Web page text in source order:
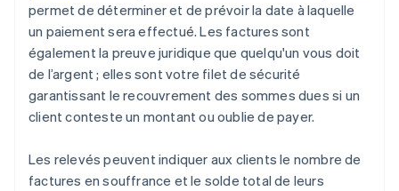
permet de déterminer et de prévoir la date à laquelle
un paiement sera effectué. Les factures sont
également la preuve juridique que quelqu'un vous doit
de l’argent ; elles sont votre filet de sécurité
garantissant le recouvrement des sommes dues si un
client conteste un montant ou oublie de payer.
Les relevés peuvent indiquer aux clients le nombre de
factures en souffrance et le solde total de leurs